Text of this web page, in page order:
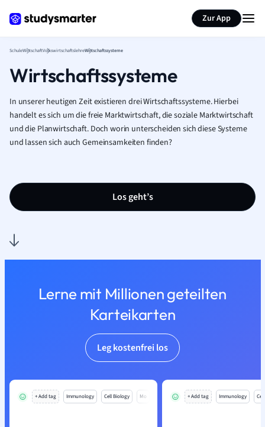
Zur App
SchuleWirtschaftVolkswirtschaftslehreWirtschaftssysteme
Wirtschaftssysteme
In unserer heutigen Zeit existieren drei Wirtschaftssysteme. Hierbei
handelt es sich um die freie Marktwirtschaft, die soziale Marktwirtschaft
und die Planwirtschaft. Doch worin unterscheiden sich diese Systeme
und lassen sich auch Gemeinsamkeiten finden?
Los geht’s
Lerne mit Millionen geteilten
Karteikarten
Leg kostenfrei los
+ Add tag Immunology Cell Biology Mo + Add tag Immunology
Seite zusammenfassen